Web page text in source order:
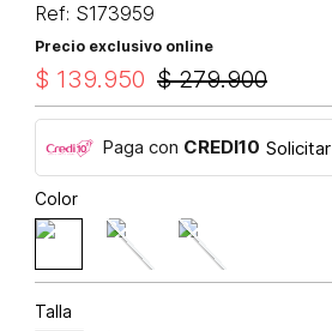
Ref: S173959
Precio exclusivo online
$ 279.900
$ 139.950
Paga con CREDI10 Solicitar
Color
Talla